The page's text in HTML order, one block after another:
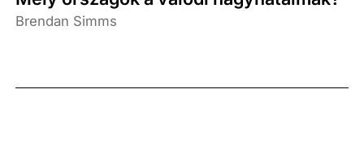
Brendan Simms